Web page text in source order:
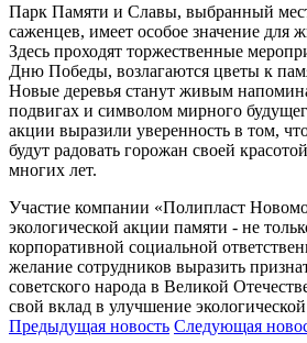
Парк Памяти и Славы, выбранный
саженцев, имеет особое значение для
Здесь проходят торжественные
Дню Победы, возлагаются цветы к
Новые деревья станут живым
подвигах и символом мирного
акции выразили уверенность в том,
будут радовать горожан своей
многих лет.
Участие компании «Полипласт
экологической акции памяти - не
корпоративной социальной
желание сотрудников выразить
советского народа в Великой
свой вклад в улучшение
Предыдущая новость Следующая